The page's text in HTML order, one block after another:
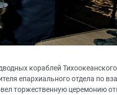
кораблей
епархиального отдела по
торжественную церемонию